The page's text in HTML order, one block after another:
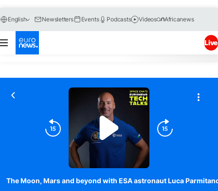
The Moon, Mars and beyond with ESA astronaut Luca